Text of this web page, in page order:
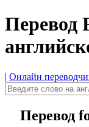
Перевод
| Онлайн
Перевод